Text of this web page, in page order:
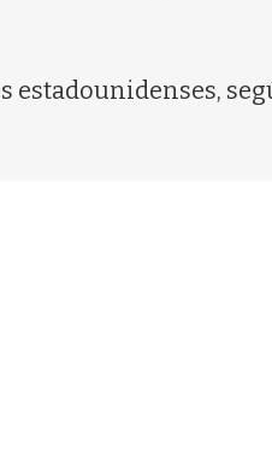
estadounidenses,